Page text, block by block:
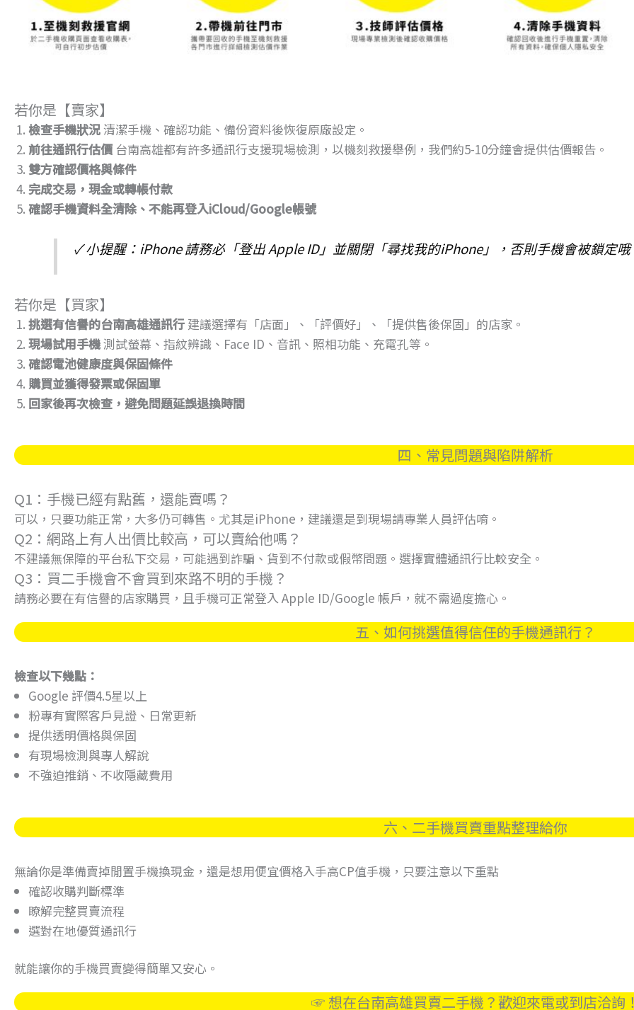
若你是【賣家】
檢查手機狀況 清潔手機、確認功能、備份資料後恢復原廠設定。
前往通訊行估價台南高雄都有許多通訊行支援現場檢測，以機刻救援舉例，我們約5-10分鐘會提供估價報告。
雙方確認價格與條件
完成交易，現金或轉帳付款
確認手機資料全清除、不能再登入iCloud/Google帳號
✓ 小提醒：iPhone 請務必「登出 Apple ID」並關閉「尋找我的iPhone」，否則手機會被鎖定哦
若你是【買家】
挑選有信譽的台南高雄通訊行 建議選擇有「店面」、「評價好」、「提供售後保固」的店家。
現場試用手機測試螢幕、指紋辨識、Face ID、音訊、照相功能、充電孔等。
確認電池健康度與保固條件
購買並獲得發票或保固單
回家後再次檢查，避免問題延誤退換時間
四、常見問題與陷阱解析
Q1：手機已經有點舊，還能賣嗎？
可以，只要功能正常，大多仍可轉售。尤其是iPhone，建議還是到現場請專業人員評估唷。
Q2：網路上有人出價比較高，可以賣給他嗎？
不建議無保障的平台私下交易，可能遇到詐騙、貨到不付款或假幣問題。選擇實體通訊行比較安全。
Q3：買二手機會不會買到來路不明的手機？
請務必要在有信譽的店家購買，且手機可正常登入 Apple ID/Google 帳戶，就不需過度擔心。
五、如何挑選值得信任的手機通訊行？
檢查以下幾點：
Google 評價4.5星以上
粉專有實際客戶見證、日常更新
提供透明價格與保固
有現場檢測與專人解說
不強迫推銷、不收隱藏費用
六、二手機買賣重點整理給你
無論你是準備賣掉閒置手機換現金，還是想用便宜價格入手高CP值手機，只要注意以下重點
確認收購判斷標準
瞭解完整買賣流程
選對在地優質通訊行
就能讓你的手機買賣變得簡單又安心。
☞ 想在台南高雄買賣二手機？歡迎來電或到店洽詢